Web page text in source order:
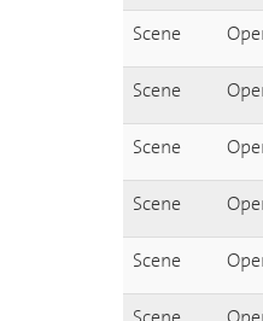
Scene
Scene
Scene
Scene
Scene